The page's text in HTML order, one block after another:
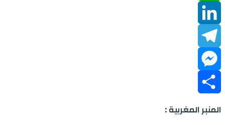
WhatsApp
LinkedIn
Telegram
Messenger
Share
المنبر المغربية :